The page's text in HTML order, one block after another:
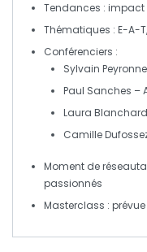
Tendances : impact
Thématiques : E-A-T,
Conférenciers :
Sylvain
Paul Sanches –
Laura Blanchard
Camille
Moment de
passionnés
Masterclass :